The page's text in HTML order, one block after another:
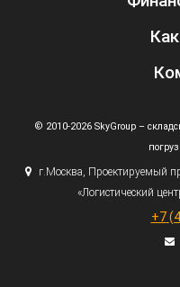
© 2010-2026 SkyGroup –
г.Москва, Проектируемый
«Логистический
+7